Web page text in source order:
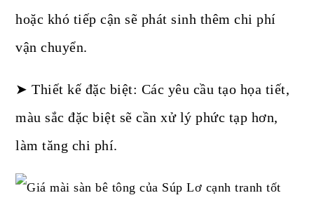
hoặc khó tiếp cận sẽ phát sinh thêm chi phí
vận chuyển.
➤ Thiết kế đặc biệt: Các yêu cầu tạo họa tiết,
màu sắc đặc biệt sẽ cần xử lý phức tạp hơn,
làm tăng chi phí.